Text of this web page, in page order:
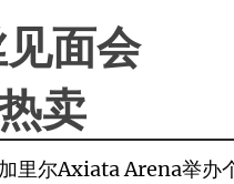
面会
卖
里尔Axiata Arena举办